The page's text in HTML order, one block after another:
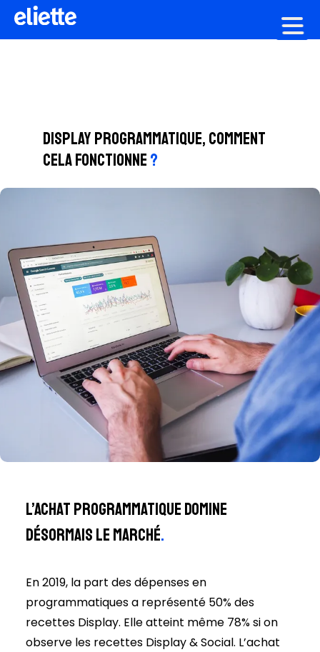
Display programmatique, comment
cela fonctionne ?
L’achat programmatique domine
désormais le marché.
En 2019, la part des dépenses en
programmatiques a représenté 50% des
recettes Display. Elle atteint même 78% si on
observe les recettes Display & Social. L’achat